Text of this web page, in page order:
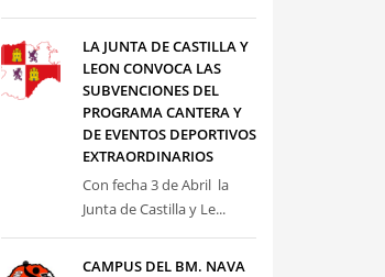
LA JUNTA DE CASTILLA Y
LEON CONVOCA LAS
SUBVENCIONES DEL
PROGRAMA CANTERA Y
DE EVENTOS DEPORTIVOS
EXTRAORDINARIOS
Con fecha 3 de Abril la
Junta de Castilla y Le...
CAMPUS DEL BM. NAVA